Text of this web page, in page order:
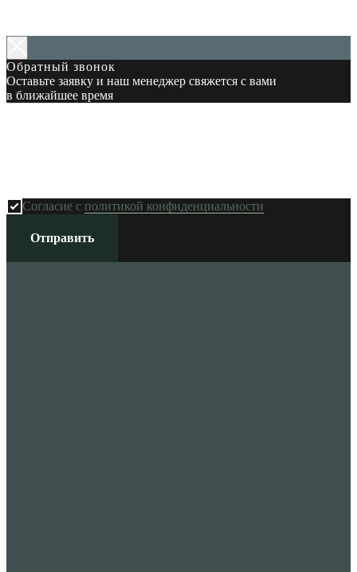
Обратный звонок
Оставьте заявку и наш менеджер свяжется с вами
в ближайшее время
Согласие с политикой конфиденциальности
Отправить